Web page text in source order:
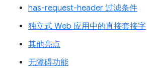
has-request-header 过滤条件
独立式 Web 应用中的直接套接字
其他亮点
无障碍功能